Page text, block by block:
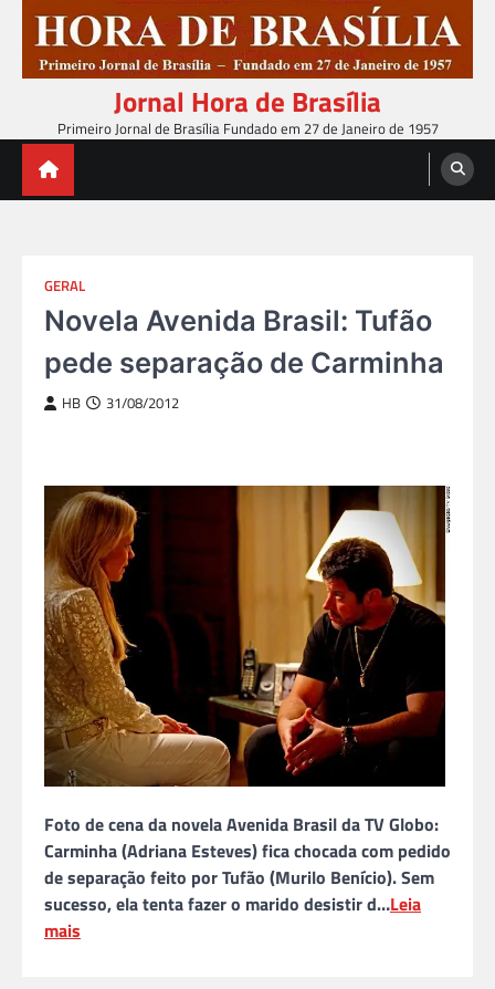
content
Jornal Hora de Brasília
Primeiro Jornal de Brasília Fundado em 27 de Janeiro de 1957
GERAL
Novela Avenida Brasil: Tufão
pede separação de Carminha
HB 31/08/2012
Foto de cena da novela Avenida Brasil da TV Globo:
Carminha (Adriana Esteves) fica chocada com pedido
de separação feito por Tufão (Murilo Benício). Sem
sucesso, ela tenta fazer o marido desistir d…Leia
mais